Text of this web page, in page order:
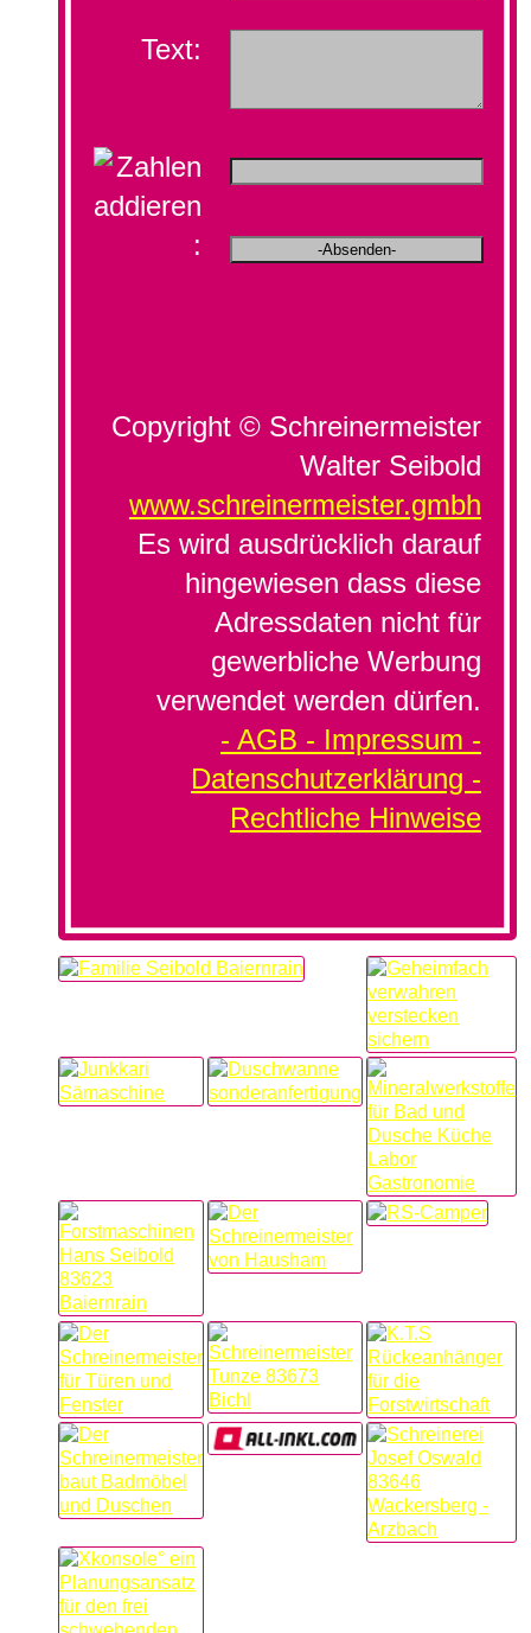
Text:
:
Copyright © Schreinermeister
Walter Seibold
www.schreinermeister.gmbh
Es wird ausdrücklich darauf
hingewiesen dass diese
Adressdaten nicht für
gewerbliche Werbung
verwendet werden dürfen.
- AGB - Impressum -
Datenschutzerklärung -
Rechtliche Hinweise